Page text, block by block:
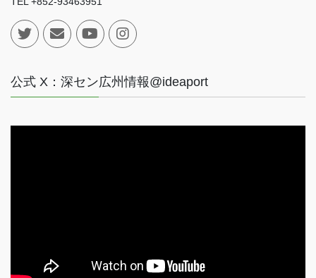
公式 X：深セン広州情報@ideaport